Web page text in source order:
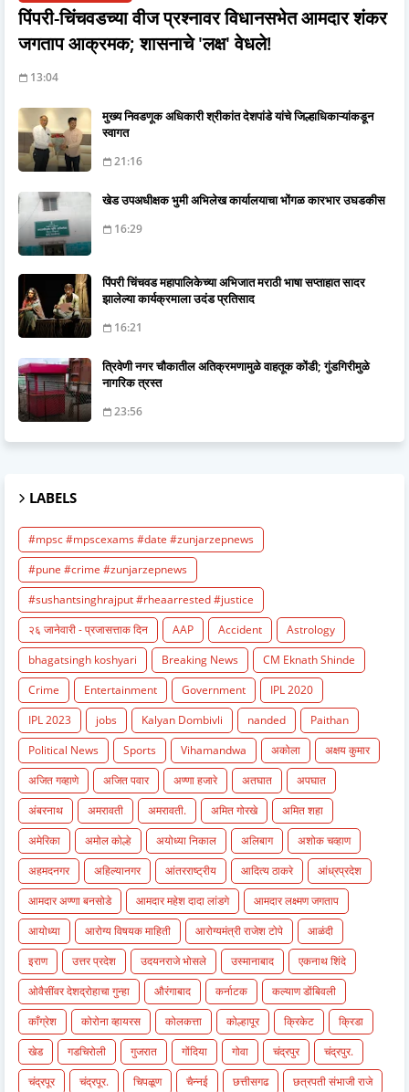
पिंपरी-चिंचवडच्या वीज प्रश्नावर विधानसभेत आमदार शंकर
जगताप आक्रमक; शासनाचे 'लक्ष' वेधले!
13:04
मुख्य निवडणूक अधिकारी श्रीकांत देशपांडे यांचे जिल्हाधिकाऱ्यांकडून
स्वागत
21:16
खेड उपअधीक्षक भुमी अभिलेख कार्यालयाचा भोंगळ कारभार उघडकीस
16:29
पिंपरी चिंचवड महापालिकेच्या अभिजात मराठी भाषा सप्ताहात सादर
झालेल्या कार्यक्रमाला उदंड प्रतिसाद
16:21
त्रिवेणी नगर चौकातील अतिक्रमणामुळे वाहतूक कोंडी; गुंडगिरीमुळे
नागरिक त्रस्त
23:56
LABELS
#mpsc #mpscexams #date #zunjarzepnews
#pune #crime #zunjarzepnews
#sushantsinghrajput #rheaarrested #justice
२६ जानेवारी - प्रजासत्ताक दिन
AAP Accident
Astrology
bhagatsingh koshyari
Breaking News
CM Eknath Shinde
Crime
Entertainment Government
IPL 2020
IPL 2023
jobs Kalyan Dombivli nanded
Paithan
Political News
Sports Vihamandwa अकोला
अक्षय कुमार
अजित गव्हाणे
अजित पवार अण्णा हजारे अतघात
अपघात
अंबरनाथ
अमरावती अमरावती. अमित गोरखे
अमित शहा
अमेरिका
अमोल कोल्हे अयोध्या निकाल अलिबाग
अशोक चव्हाण
अहमदनगर
अहिल्यानगर आंतरराष्ट्रीय आदित्य ठाकरे
आंध्रप्रदेश
आमदार अण्णा बनसोडे
आमदार महेश दादा लांडगे
आमदार लक्ष्मण जगताप
आयोध्या
आरोग्य विषयक माहिती आरोग्यमंत्री राजेश टोपे
आळंदी
इराण
उत्तर प्रदेश उदयनराजे भोसले उस्मानाबाद
एकनाथ शिंदे
ओवैसींवर देशद्रोहाचा गुन्हा
औरंगाबाद कर्नाटक
कल्याण डोंबिवली
काँग्रेश
कोरोना व्हायरस कोलकत्ता कोल्हापूर क्रिकेट
क्रिडा
खेड
गडचिरोली गुजरात गोंदिया गोवा चंद्रपुर
चंद्रपुर.
चंद्रपूर
चंद्रपूर. चिपळूण चैन्नई छत्तीसगढ
छत्रपती संभाजी राजे